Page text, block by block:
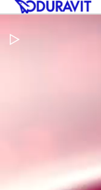
Pausar vídeo